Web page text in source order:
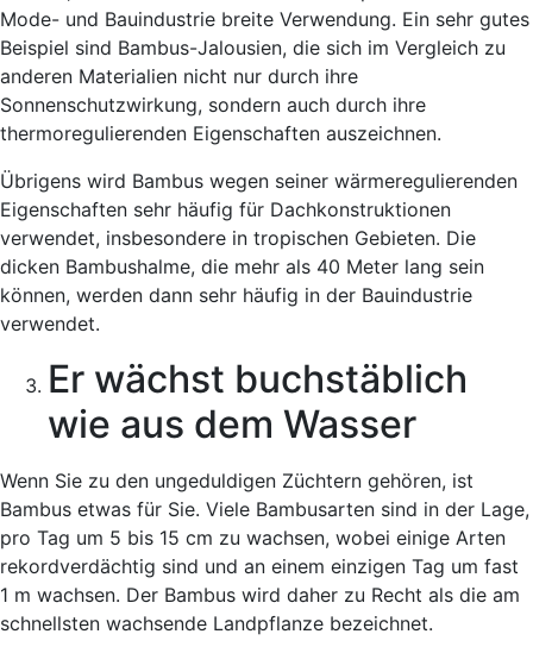
Mode- und Bauindustrie breite Verwendung. Ein sehr gutes
Beispiel sind Bambus-Jalousien, die sich im Vergleich zu
anderen Materialien nicht nur durch ihre
Sonnenschutzwirkung, sondern auch durch ihre
thermoregulierenden Eigenschaften auszeichnen.
Übrigens wird Bambus wegen seiner wärmeregulierenden
Eigenschaften sehr häufig für Dachkonstruktionen
verwendet, insbesondere in tropischen Gebieten. Die
dicken Bambushalme, die mehr als 40 Meter lang sein
können, werden dann sehr häufig in der Bauindustrie
verwendet.
Er wächst buchstäblich
wie aus dem Wasser
Wenn Sie zu den ungeduldigen Züchtern gehören, ist
Bambus etwas für Sie. Viele Bambusarten sind in der Lage,
pro Tag um 5 bis 15 cm zu wachsen, wobei einige Arten
rekordverdächtig sind und an einem einzigen Tag um fast
1 m wachsen. Der Bambus wird daher zu Recht als die am
schnellsten wachsende Landpflanze bezeichnet.